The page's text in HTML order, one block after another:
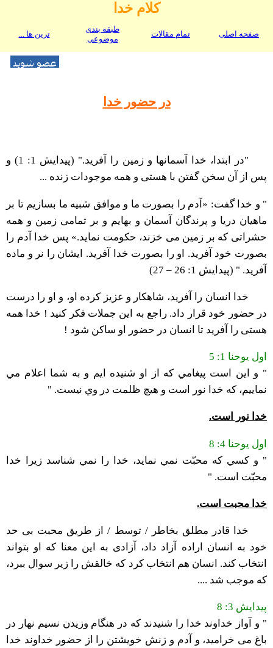
کلام خدا
صفحه اصلی تمام مقالات
طبقه بندی
موضوعی
ترین ها ...
در حضور خدا
"در ابتدا، خدا آسمانها و زمين را آفريد." (پیدایش 1: 1) و
پس از آن سخن گفتن با هستی و همه موجودات زنده ...
" و خدا گفت: «آدم را بصورت ما و موافق شبيه ما بسازيم تا بر
ماهيان دريا و پرندگان آسمان و بهايم و بر تمامى زمين و همه
حشراتى كه بر زمين مى خزند، حكومت نمايد.» پس خدا آدم را
بصورت خود آفريد. او را بصورت خدا آفريد. ايشان را نر و ماده
آفريد. " (پیدایش 1: 26 – 27)
خدا انسان را آفرید، شاهکار و عزیز کرده او، و او را درست
در حضور خود قرار داد. راجع به این جملات فکر کنید ! خدا همه
هستی را آفرید تا انسان در حضور او ساکن شود !
اول یوحنا 1: 5
" و اين است پيغامي كه از او شنيده ايم و به شما اعلام مي
نماييم، كه خدا نور است و هيچ ظلمت در وي نيست. "
خدا نور است.
اول یوحنا 4: 8
" و كسي كه محبّت نمي نمايد، خدا را نمي شناسد زيرا خدا
محبّت است. "
خدا محبت است.
خدا قادر مطلق بخاطر / توسط / از طریق محبت بی حد
خود به انسان اراده آزاد داد، آزادی به این معنا که او بتواند
انتخاب کند. انسان هم انتخاب کرد که خالقش را زیر سوال ببرد،
که موجب شد ....
پیدایش 3: 8
" و آواز خداوند خدا را شنيدند كه در هنگام وزيدن نسيم نهار در
باغ مى خراميد، و آدم و زنش خويشتن را از حضور خداوند خدا